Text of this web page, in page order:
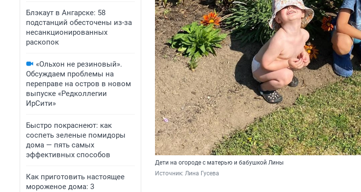
Блэкаут в Ангарске: 58
подстанций обесточены из-за
несанкционированных
раскопок
«Ольхон не резиновый».
Обсуждаем проблемы на
переправе на остров в новом
выпуске «Редколлегии
ИрСити»
Быстро покраснеют: как
соспеть зеленые помидоры
дома — пять самых
эффективных способов
Как приготовить настоящее
мороженое дома: 3
Дети на огороде с матерью и бабушкой Лины
Источник: Лина Гусева